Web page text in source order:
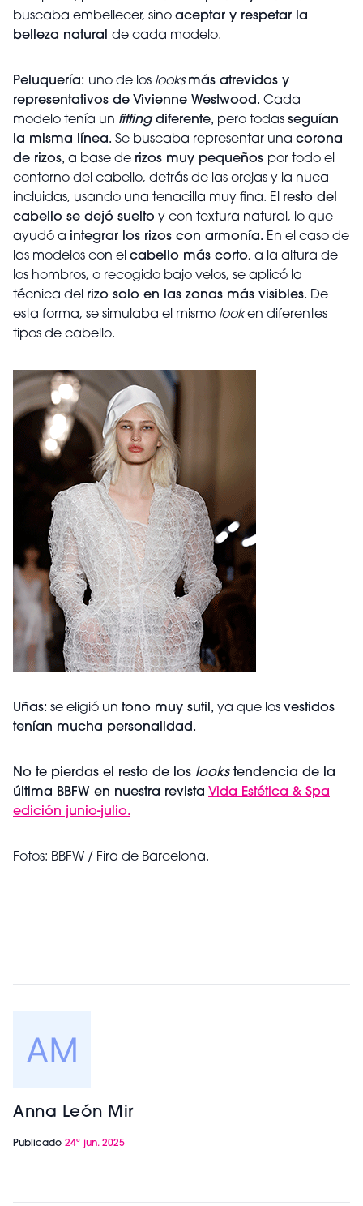
buscaba embellecer, sino aceptar y respetar la
belleza natural de cada modelo.
Peluquería: uno de los looksmás atrevidos y
representativos de Vivienne Westwood. Cada
modelo tenía un fittingdiferente, pero todas seguían
la misma línea. Se buscaba representar una corona
de rizos, a base de rizos muy pequeños por todo el
contorno del cabello, detrás de las orejas y la nuca
incluidas, usando una tenacilla muy fina. El resto del
cabello se dejó suelto y con textura natural, lo que
ayudó a integrar los rizos con armonía. En el caso de
las modelos con el cabello más corto, a la altura de
los hombros, o recogido bajo velos, se aplicó la
técnica del rizo solo en las zonas más visibles. De
esta forma, se simulaba el mismo looken diferentes
tipos de cabello.
Uñas: se eligió un tono muy sutil, ya que los vestidos
tenían mucha personalidad.
No te pierdas el resto de los lookstendencia de la
última BBFW en nuestra revista Vida Estética & Spa
edición junio-julio.
Fotos: BBFW / Fira de Barcelona.
Anna León Mir
Publicado 24º jun. 2025